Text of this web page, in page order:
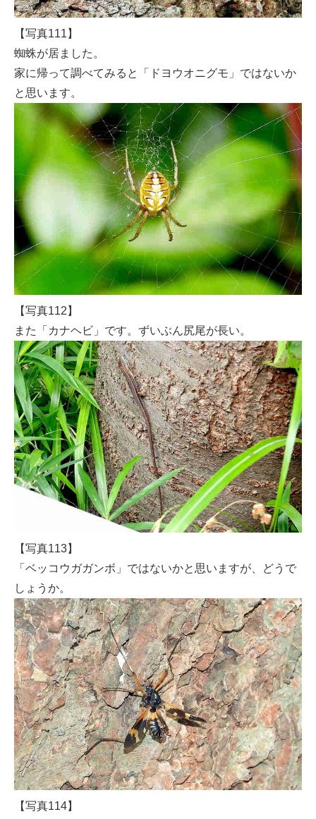
【写真111】
蜘蛛が居ました。
家に帰って調べてみると「ドヨウオニグモ」ではないか
と思います。
【写真112】
また「カナヘビ」です。ずいぶん尻尾が長い。
【写真113】
「ベッコウガガンボ」ではないかと思いますが、どうで
しょうか。
【写真114】